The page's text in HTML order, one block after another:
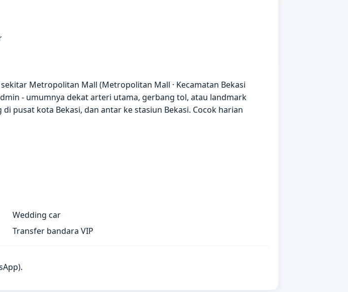
Metropolitan Mall (Metropolitan Mall · Kecamatan Bekasi
- umumnya dekat arteri utama, gerbang tol, atau landmark
pusat kota Bekasi, dan antar ke stasiun Bekasi. Cocok harian
Wedding car
Transfer bandara VIP